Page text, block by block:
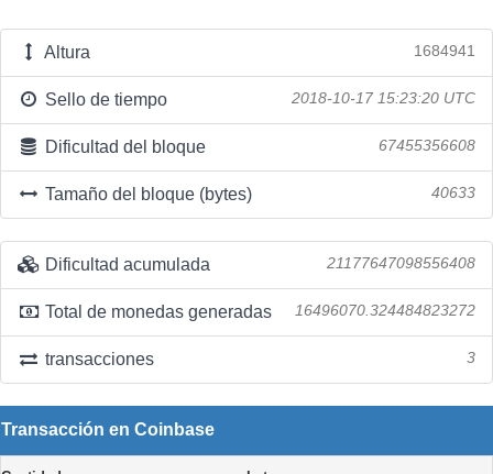
Altura 1684941
Sello de tiempo 2018-10-17 15:23:20 UTC
Dificultad del bloque 67455356608
Tamaño del bloque (bytes) 40633
Dificultad acumulada 21177647098556408
Total de monedas generadas 16496070.324484823272
transacciones 3
Transacción en Coinbase